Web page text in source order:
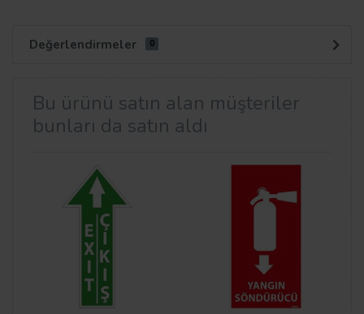
Değerlendirmeler 0
Bu ürünü satın alan müşteriler
bunları da satın aldı